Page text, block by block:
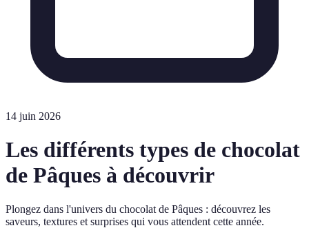
14 juin 2026
Les différents types de chocolat
de Pâques à découvrir
Plongez dans l'univers du chocolat de Pâques : découvrez les
saveurs, textures et surprises qui vous attendent cette année.